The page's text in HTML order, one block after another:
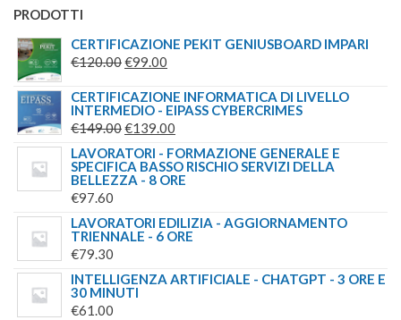
PRODOTTI
CERTIFICAZIONE PEKIT GENIUSBOARD IMPARI
€120.00IL
ORIGINALE
ERA:
€120.00.
€99.00
ATTUALE
È:
€99.00.
CERTIFICAZIONE INFORMATICA DI LIVELLO
INTERMEDIO - EIPASS CYBERCRIMES
€149.00IL
PREZZO
ORIGINALE
€139.00
PREZZO
ATTUALE
LAVORATORI - FORMAZIONE GENERALE E
SPECIFICA BASSO RISCHIO SERVIZI DELLA
BELLEZZA - 8 ORE
€97.60
LAVORATORI EDILIZIA - AGGIORNAMENTO
TRIENNALE - 6 ORE
€79.30
INTELLIGENZA ARTIFICIALE - CHATGPT - 3 ORE E
30 MINUTI
€61.00